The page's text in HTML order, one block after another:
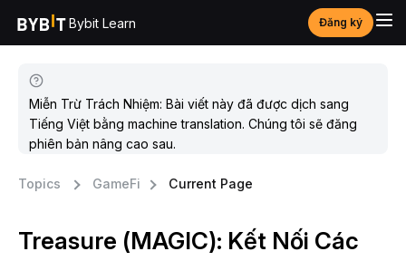
Bybit Learn Đăng ký
Miễn Trừ Trách Nhiệm: Bài viết này đã được dịch sang
Tiếng Việt bằng machine translation. Chúng tôi sẽ đăng
phiên bản nâng cao sau.
Topics GameFi Current Page
Treasure (MAGIC): Kết Nối Các